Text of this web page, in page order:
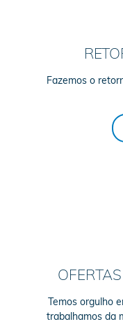
Fazemos o
Temos orgulho
trabalhamos da